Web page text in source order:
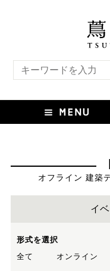
オフライン 建築
イ
形式を選択
全て
オンライン